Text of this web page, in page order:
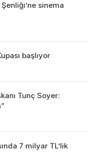
sinema
başlıyor
Tunç Soyer:
7 milyar TL’lik